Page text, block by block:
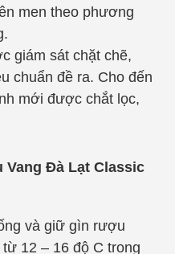
men theo phương
giám sát chặt chẽ,
chuẩn đề ra. Cho đến
mới được chắt lọc,
Đà Lạt Classic
và giữ gìn rượu
12 – 16 độ C trong